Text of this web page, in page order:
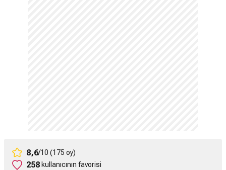
8,6/10 (175 oy)
258 kullanıcının favorisi